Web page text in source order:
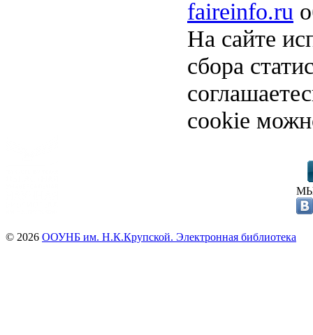
faireinfo.ru
На сайте
сбора
cookie
© 2026 ООУНБ им. Н.К.Крупской. Электронная библиотека